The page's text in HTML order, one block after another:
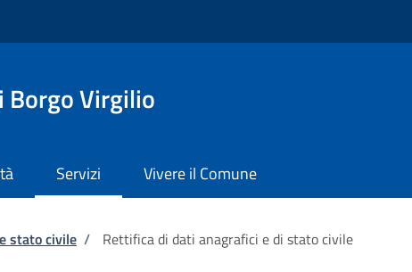
Borgo Virgilio
Servizi Vivere il Comune
stato civile / Rettifica di dati anagrafici e di stato civile